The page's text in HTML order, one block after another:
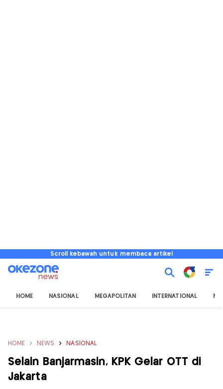
Scroll kebawah untuk membaca artikel
HOME NASIONAL MEGAPOLITAN INTERNATIONAL
HOME NEWS NASIONAL
Selain Banjarmasin, KPK Gelar OTT di
Jakarta